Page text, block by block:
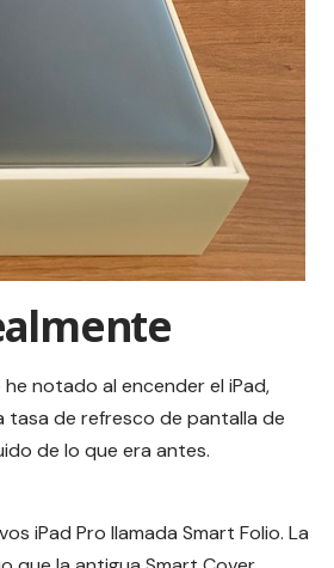
notado al encender el iPad,
tasa de refresco de pantalla de
de lo que era antes.
iPad Pro llamada Smart Folio. La